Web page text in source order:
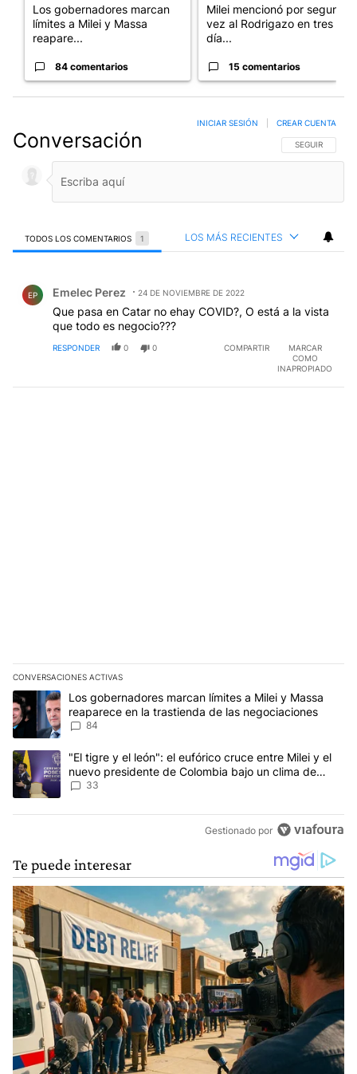
Los gobernadores marcan
límites a Milei y Massa
reapare...
84 comentarios
Milei mencionó por segunda
vez al Rodrigazo en tres
día...
15 comentarios
Conversación SIGA ESTA
SEGUIR
INICIAR SESIÓN CREAR CUENTA
TODOS LOS COMENTARIOS 1 LOS MÁS RECIENTES
EP Emelec Perez 24 DE NOVIEMBRE DE 2022
Que pasa en Catar no ehay COVID?, O está a la vista
que todo es negocio???
RESPONDER 0 0 COMPARTIR
MARCAR
COMO
INAPROPIADO
CONVERSACIONES ACTIVAS
Este listado muestra los artículos con más comentarios en los
Un artículo de tendencia con el título "Los gobernadores
Los gobernadores marcan límites a Milei y Massa
reaparece en la trastienda de las negociaciones
84
Un artículo de tendencia con el título ""El tigre y el león": el
"El tigre y el león": el eufórico cruce entre Milei y el
nuevo presidente de Colombia bajo un clima de
máxima tensión
33
Gestionado por